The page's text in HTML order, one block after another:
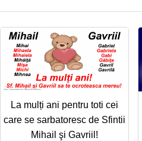
La mulți ani pentru toti cei
care se sarbatoresc de Sfintii
Mihail şi Gavriil!